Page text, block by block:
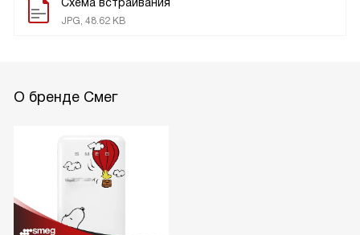
Схема встраивания
JPG, 48.62 KB
О бренде Смег